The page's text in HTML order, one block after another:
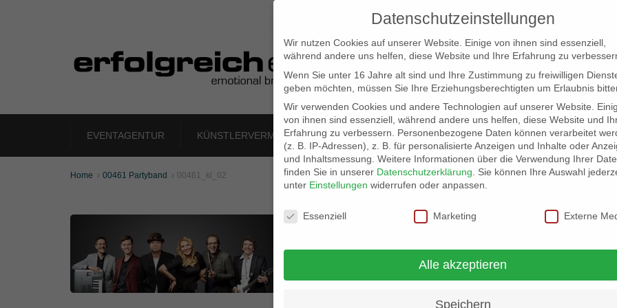
EVENTAGENTUR KÜNSTLERVERMITTLUNG LOCATION SCOUT ELB-LOCATION: PANORAMA
Home  00461 Partyband  00461_kl_02
Datenschutzeinstellungen
Wir nutzen Cookies auf unserer Website. Einige von ihnen sind essenziell,
während andere uns helfen, diese Website und Ihre Erfahrung zu
Wenn Sie unter 16 Jahre alt sind und Ihre Zustimmung zu freiwilligen
geben möchten, müssen Sie Ihre Erziehungsberechtigten um Erlaubnis
Wir verwenden Cookies und andere Technologien auf unserer Website.
von ihnen sind essenziell, während andere uns helfen, diese Website und
Erfahrung zu verbessern.
Personenbezogene Daten können verarbeitet
(z. B. IP-Adressen), z. B. für personalisierte Anzeigen und Inhalte oder
und Inhaltsmessung. Weitere Informationen über die Verwendung Ihrer
finden Sie in unserer Datenschutzerklärung
Sie können Ihre Auswahl
unter Einstellungen widerrufen oder anpassen.
Datenschutzeinstellungen
Essenziell Marketing Externe
Alle akzeptieren
Speichern